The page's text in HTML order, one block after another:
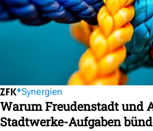
Synergien
Warum Freudenstadt und
Stadtwerke-Aufgaben